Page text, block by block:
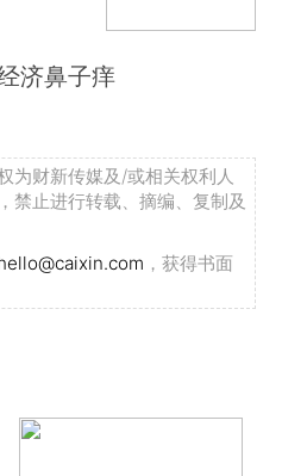
济鼻子痒
为财新传媒及/或相关权利人
禁止进行转载、摘编、复制及
，获得书面